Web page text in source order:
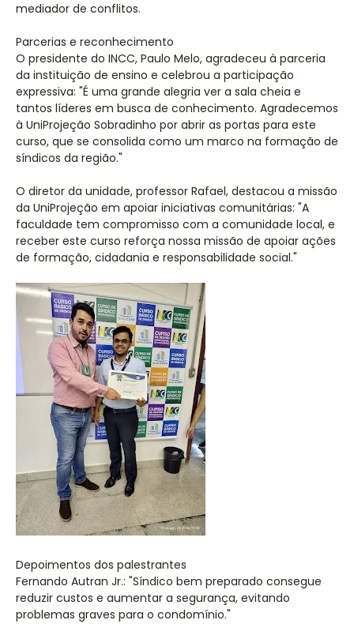
mediador de conflitos.
Parcerias e reconhecimento
O presidente do INCC, Paulo Melo, agradeceu à parceria
da instituição de ensino e celebrou a participação
expressiva: "É uma grande alegria ver a sala cheia e
tantos líderes em busca de conhecimento. Agradecemos
à UniProjeção Sobradinho por abrir as portas para este
curso, que se consolida como um marco na formação de
síndicos da região."
O diretor da unidade, professor Rafael, destacou a missão
da UniProjeção em apoiar iniciativas comunitárias: "A
faculdade tem compromisso com a comunidade local, e
receber este curso reforça nossa missão de apoiar ações
de formação, cidadania e responsabilidade social."
Depoimentos dos palestrantes
Fernando Autran Jr.: "Síndico bem preparado consegue
reduzir custos e aumentar a segurança, evitando
problemas graves para o condomínio."